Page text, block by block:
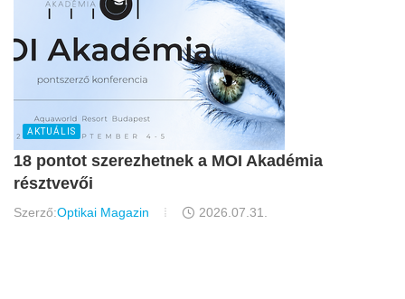
AKTUÁLIS
18 pontot szerezhetnek a MOI Akadémia
résztvevői
Szerző:Optikai Magazin 2026.07.31.